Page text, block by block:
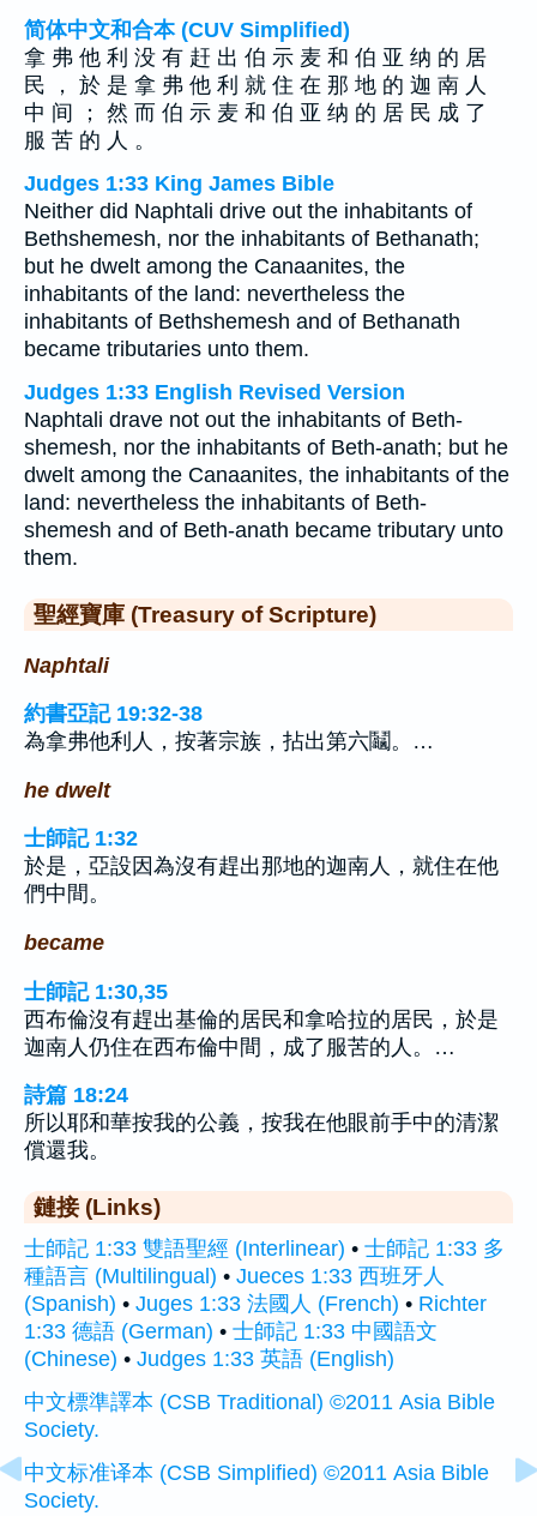
简体中文和合本 (CUV Simplified)
拿 弗 他 利 没 有 赶 出 伯 示 麦 和 伯 亚 纳 的 居
民 ， 於 是 拿 弗 他 利 就 住 在 那 地 的 迦 南 人
中 间 ； 然 而 伯 示 麦 和 伯 亚 纳 的 居 民 成 了
服 苦 的 人 。
Judges 1:33 King James Bible
Neither did Naphtali drive out the inhabitants of
Bethshemesh, nor the inhabitants of Bethanath;
but he dwelt among the Canaanites, the
inhabitants of the land: nevertheless the
inhabitants of Bethshemesh and of Bethanath
became tributaries unto them.
Judges 1:33 English Revised Version
Naphtali drave not out the inhabitants of Beth-
shemesh, nor the inhabitants of Beth-anath; but he
dwelt among the Canaanites, the inhabitants of the
land: nevertheless the inhabitants of Beth-
shemesh and of Beth-anath became tributary unto
them.
聖經寶庫 (Treasury of Scripture)
Naphtali
約書亞記 19:32-38
為拿弗他利人，按著宗族，拈出第六鬮。…
he dwelt
士師記 1:32
於是，亞設因為沒有趕出那地的迦南人，就住在他
們中間。
became
士師記 1:30,35
西布倫沒有趕出基倫的居民和拿哈拉的居民，於是
迦南人仍住在西布倫中間，成了服苦的人。…
詩篇 18:24
所以耶和華按我的公義，按我在他眼前手中的清潔
償還我。
鏈接 (Links)
士師記 1:33 雙語聖經 (Interlinear) • 士師記 1:33 多
種語言 (Multilingual) • Jueces 1:33 西班牙人
(Spanish) • Juges 1:33 法國人 (French) • Richter
1:33 德語 (German) • 士師記 1:33 中國語文
(Chinese) • Judges 1:33 英語 (English)
中文標準譯本 (CSB Traditional) ©2011 Asia Bible
Society.
中文标准译本 (CSB Simplified) ©2011 Asia Bible
Society.